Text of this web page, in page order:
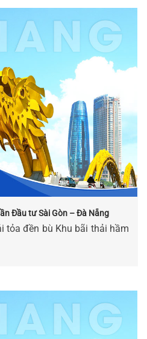
Đầu tư Sài Gòn – Đà Nẵng
tỏa đền bù Khu bãi thải hầm